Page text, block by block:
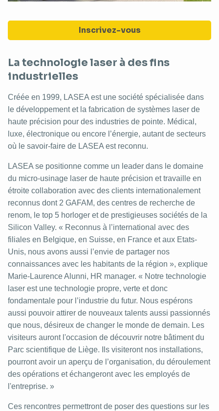
Inscrivez-vous
La technologie laser à des fins
industrielles
Créée en 1999, LASEA est une société spécialisée dans
le développement et la fabrication de systèmes laser de
haute précision pour des industries de pointe. Médical,
luxe, électronique ou encore l’énergie, autant de secteurs
où le savoir-faire de LASEA est reconnu.
LASEA se positionne comme un leader dans le domaine
du micro-usinage laser de haute précision et travaille en
étroite collaboration avec des clients internationalement
reconnus dont 2 GAFAM, des centres de recherche de
renom, le top 5 horloger et de prestigieuses sociétés de la
Silicon Valley. « Reconnus à l’international avec des
filiales en Belgique, en Suisse, en France et aux Etats-
Unis, nous avons aussi l’envie de partager nos
connaissances avec les habitants de la région », explique
Marie-Laurence Alunni, HR manager. « Notre technologie
laser est une technologie propre, verte et donc
fondamentale pour l’industrie du futur. Nous espérons
aussi pouvoir attirer de nouveaux talents aussi passionnés
que nous, désireux de changer le monde de demain. Les
visiteurs auront l'occasion de découvrir notre bâtiment du
Parc scientifique de Liège. Ils visiteront nos installations,
pourront avoir un aperçu de l’organisation, du déroulement
des opérations et échangeront avec les employés de
l'entreprise. »
Ces rencontres permettront de poser des questions sur les